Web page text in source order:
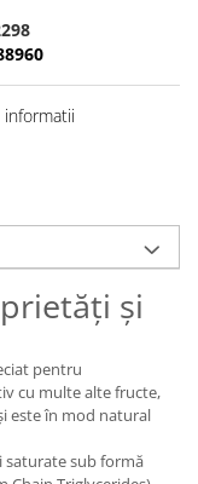
și
pentru
cu multe alte fructe,
este în mod natural
saturate sub formă